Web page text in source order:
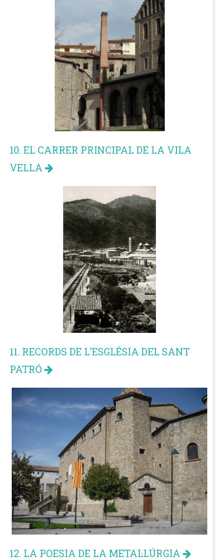
10. EL CARRER PRINCIPAL DE LA VILA
VELLA
11. RECORDS DE L'ESGLÉSIA DEL SANT
PATRÓ
12. LA POESIA DE LA METAL·LÚRGIA